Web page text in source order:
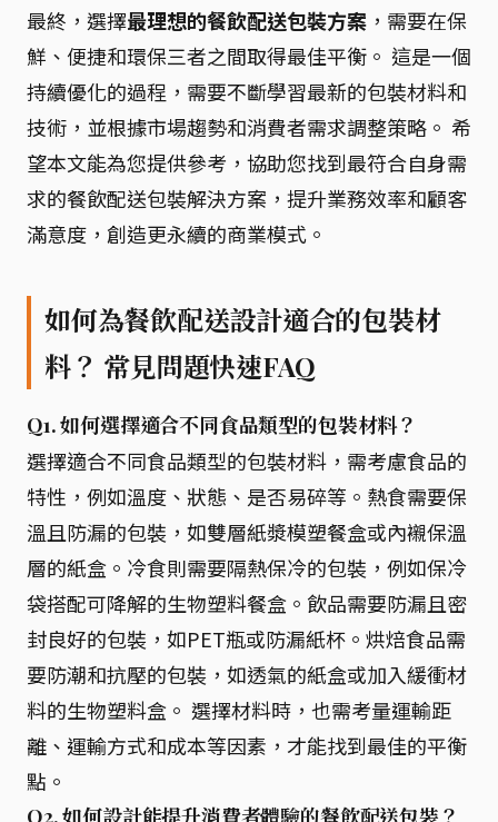
最終，選擇最理想的餐飲配送包裝方案 ，需要在保
鮮、便捷和環保三者之間取得最佳平衡。 這是一個
持續優化的過程，需要不斷學習最新的包裝材料和
技術，並根據市場趨勢和消費者需求調整策略。 希
望本文能為您提供參考，協助您找到最符合自身需
求的餐飲配送包裝解決方案，提升業務效率和顧客
滿意度，創造更永續的商業模式。
如何為餐飲配送設計適合的包裝材
料？ 常見問題快速FAQ
Q1. 如何選擇適合不同食品類型的包裝材料？
選擇適合不同食品類型的包裝材料，需考慮食品的
特性，例如溫度、狀態、是否易碎等。熱食需要保
溫且防漏的包裝，如雙層紙漿模塑餐盒或內襯保溫
層的紙盒。冷食則需要隔熱保冷的包裝，例如保冷
袋搭配可降解的生物塑料餐盒。飲品需要防漏且密
封良好的包裝，如PET瓶或防漏紙杯。烘焙食品需
要防潮和抗壓的包裝，如透氣的紙盒或加入緩衝材
料的生物塑料盒。 選擇材料時，也需考量運輸距
離、運輸方式和成本等因素，才能找到最佳的平衡
點。
Q2. 如何設計能提升消費者體驗的餐飲配送包裝？